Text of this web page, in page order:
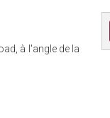
à l'angle de la